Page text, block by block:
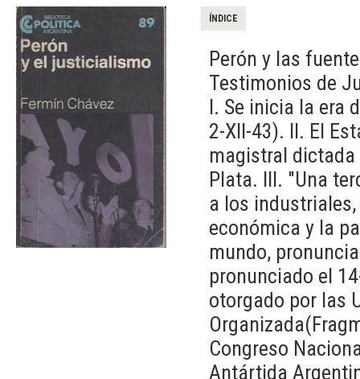
ÍNDICE
Perón y las
Testimonios de
I. Se inicia la era
2-XII-43). II. El
magistral dictada
Plata. III. "Una
a los
económica y la
mundo,
pronunciado el
otorgado por las
Congreso
Antártida